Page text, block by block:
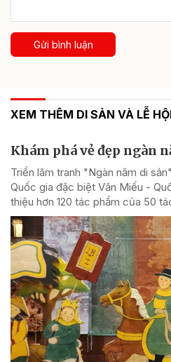
Gửi bình luận
XEM THÊM DI SẢN VÀ LỄ
Khám phá vẻ đẹp ngàn
Triển lãm tranh "Ngàn năm di
Quốc gia đặc biệt Văn Miếu -
thiệu hơn 120 tác phẩm của 50